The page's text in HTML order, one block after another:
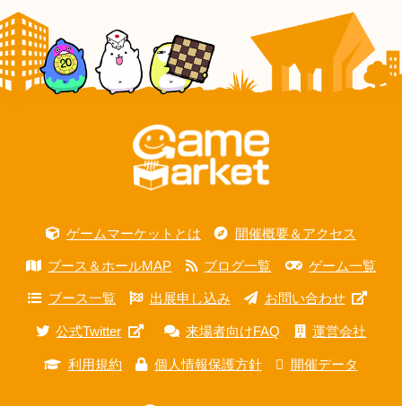
ゲームマーケットとは 開催概要＆アクセス
ブース＆ホールMAP ブログ一覧 ゲーム一覧
ブース一覧 出展申し込み お問い合わせ
公式Twitter 来場者向けFAQ 運営会社
利用規約 個人情報保護方針 開催データ